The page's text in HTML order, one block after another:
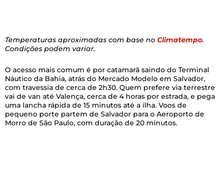
Temperaturas aproximadas com base no Climatempo.
Condições podem variar.
O acesso mais comum é por catamarã saindo do Terminal
Náutico da Bahia, atrás do Mercado Modelo em Salvador,
com travessia de cerca de 2h30. Quem prefere via terrestre
vai de van até Valença, cerca de 4 horas por estrada, e pega
uma lancha rápida de 15 minutos até a ilha. Voos de
pequeno porte partem de Salvador para o Aeroporto de
Morro de São Paulo, com duração de 20 minutos.